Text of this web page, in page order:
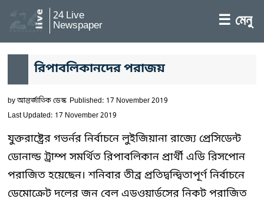
24 Live
Newspaper ☰ মেনু
রিপাবলিকানদের পরাজয়
byআন্তর্জাতিক ডেস্ক Published: 17 November 2019
Last Updated: 17 November 2019
যুক্তরাষ্ট্রের গভর্নর নির্বাচনে লুইজিয়ানা রাজ্যে প্রেসিডেন্ট
ডোনাল্ড ট্রাম্প সমর্থিত রিপাবলিকান প্রার্থী এডি রিসপোন
পরাজিত হয়েছেন। শনিবার তীব্র প্রতিদ্বন্দ্বিতাপূর্ণ নির্বাচনে
ডেমোক্রেট দলের জন বেল এডওয়ার্ডসের নিকট পরাজিত